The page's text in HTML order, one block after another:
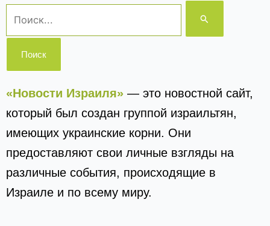
Поиск:
«Новости Израиля» — это новостной сайт,
который был создан группой израильтян,
имеющих украинские корни. Они
предоставляют свои личные взгляды на
различные события, происходящие в
Израиле и по всему миру.